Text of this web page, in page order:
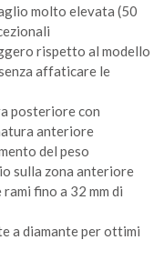
molto elevata (50
rispetto al modello
affaticare le
posteriore con
anteriore
del peso
sulla zona anteriore
fino a 32 mm di
a diamante per ottimi